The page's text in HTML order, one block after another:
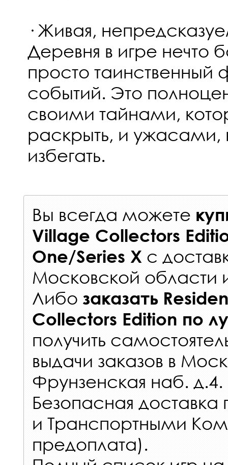
· Живая,
Деревня в игре нечто
просто
событий. Это
своими тайнами,
раскрыть, и ужасами,
избегать.
Вы всегда можете
Village Collectors
One/Series X с
Московской области
Либо заказать
Collectors Edition по
получить
выдачи заказов в
Фрунзенская наб. д.4.
Безопасная
и Транспортными
предоплата).